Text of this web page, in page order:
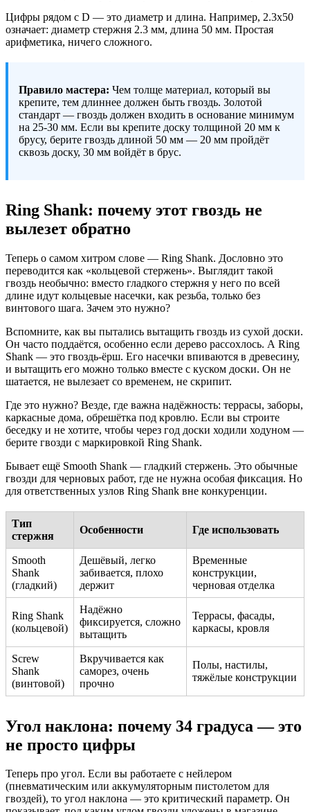
Цифры рядом с D — это диаметр и длина. Например, 2.3x50
означает: диаметр стержня 2.3 мм, длина 50 мм. Простая
арифметика, ничего сложного.
Правило мастера: Чем толще материал, который вы
крепите, тем длиннее должен быть гвоздь. Золотой
стандарт — гвоздь должен входить в основание минимум
на 25-30 мм. Если вы крепите доску толщиной 20 мм к
брусу, берите гвоздь длиной 50 мм — 20 мм пройдёт
сквозь доску, 30 мм войдёт в брус.
Ring Shank: почему этот гвоздь не
вылезет обратно
Теперь о самом хитром слове — Ring Shank. Дословно это
переводится как «кольцевой стержень». Выглядит такой
гвоздь необычно: вместо гладкого стержня у него по всей
длине идут кольцевые насечки, как резьба, только без
винтового шага. Зачем это нужно?
Вспомните, как вы пытались вытащить гвоздь из сухой доски.
Он часто поддаётся, особенно если дерево рассохлось. А Ring
Shank — это гвоздь-ёрш. Его насечки впиваются в древесину,
и вытащить его можно только вместе с куском доски. Он не
шатается, не вылезает со временем, не скрипит.
Где это нужно? Везде, где важна надёжность: террасы, заборы,
каркасные дома, обрешётка под кровлю. Если вы строите
беседку и не хотите, чтобы через год доски ходили ходуном —
берите гвозди с маркировкой Ring Shank.
Бывает ещё Smooth Shank — гладкий стержень. Это обычные
гвозди для черновых работ, где не нужна особая фиксация. Но
для ответственных узлов Ring Shank вне конкуренции.
Тип
стержня
Особенности Где использовать
Smooth
Shank
(гладкий)
Дешёвый, легко
забивается, плохо
держит
Временные
конструкции,
черновая отделка
Ring Shank
(кольцевой)
Надёжно
фиксируется, сложно
вытащить
Террасы, фасады,
каркасы, кровля
Screw
Shank
(винтовой)
Вкручивается как
саморез, очень
прочно
Полы, настилы,
тяжёлые конструкции
Угол наклона: почему 34 градуса — это
не просто цифры
Теперь про угол. Если вы работаете с нейлером
(пневматическим или аккумуляторным пистолетом для
гвоздей), то угол наклона — это критический параметр. Он